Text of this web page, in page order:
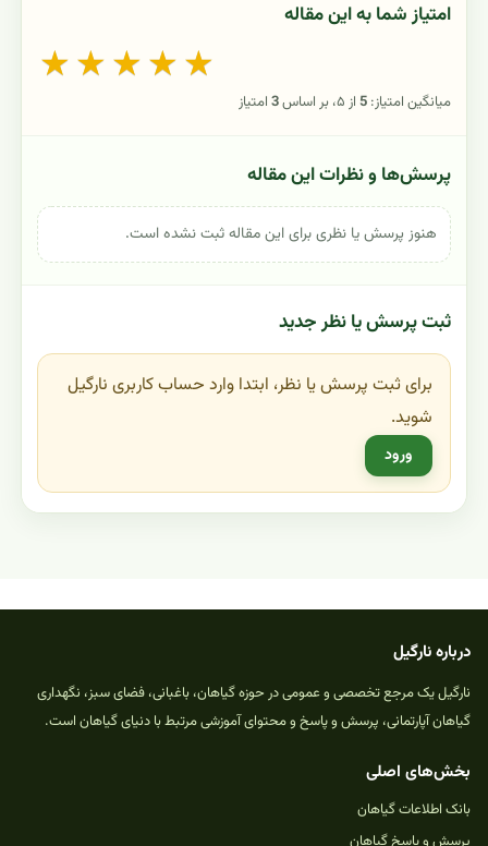
امتیاز شما به این مقاله
★ ★ ★ ★ ★
میانگین امتیاز: 5از ۵، بر اساس 3امتیاز
پرسش‌ها و نظرات این مقاله
هنوز پرسش یا نظری برای این مقاله ثبت نشده است.
ثبت پرسش یا نظر جدید
برای ثبت پرسش یا نظر، ابتدا وارد حساب کاربری نارگیل
شوید.
ورود
درباره نارگیل
نارگیل یک مرجع تخصصی و عمومی در حوزه گیاهان، باغبانی، فضای سبز، نگهداری
گیاهان آپارتمانی، پرسش و پاسخ و محتوای آموزشی مرتبط با دنیای گیاهان است.
بخش‌های اصلی
بانک اطلاعات گیاهان